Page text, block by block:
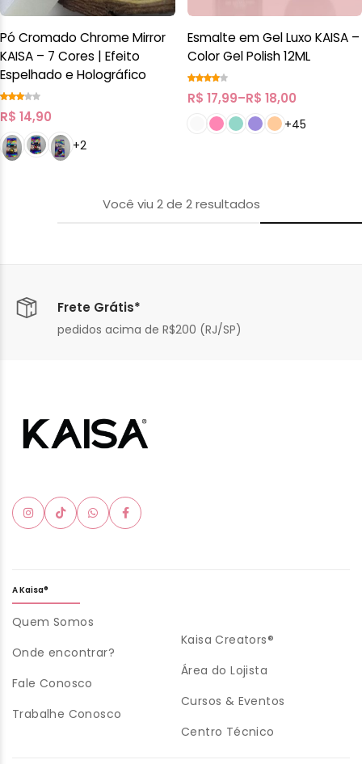
Pó Cromado Chrome Mirror
KAISA – 7 Cores | Efeito
Espelhado e Holográfico
R$ 14,90
+2
Esmalte em Gel Luxo KAISA –
Color Gel Polish 12ML
R$ 17,99–R$ 18,00
+45
Você viu 2de 2resultados
Frete Grátis*
pedidos acima de R$200 (RJ/SP)
A Kaisa®
Quem Somos
Onde encontrar?
Fale Conosco
Trabalhe Conosco
Kaisa Creators®
Área do Lojista
Cursos & Eventos
Centro Técnico